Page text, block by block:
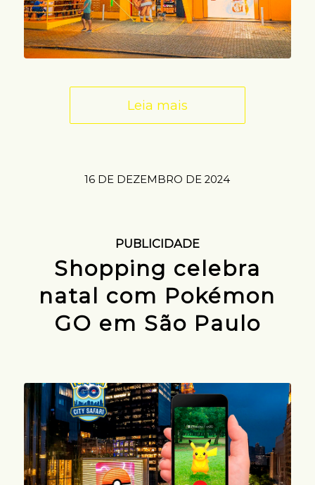
Leia mais
16 DE DEZEMBRO DE 2024
PUBLICIDADE
Shopping celebra
natal com Pokémon
GO em São Paulo